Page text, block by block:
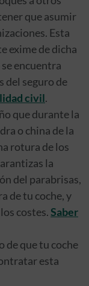
que asumir
Esta
exime de dicha
encuentra
del seguro de
civil.
que durante la
o china de la
rotura de los
la
del parabrisas,
de tu coche, y
costes.Saber
de que tu coche
esta